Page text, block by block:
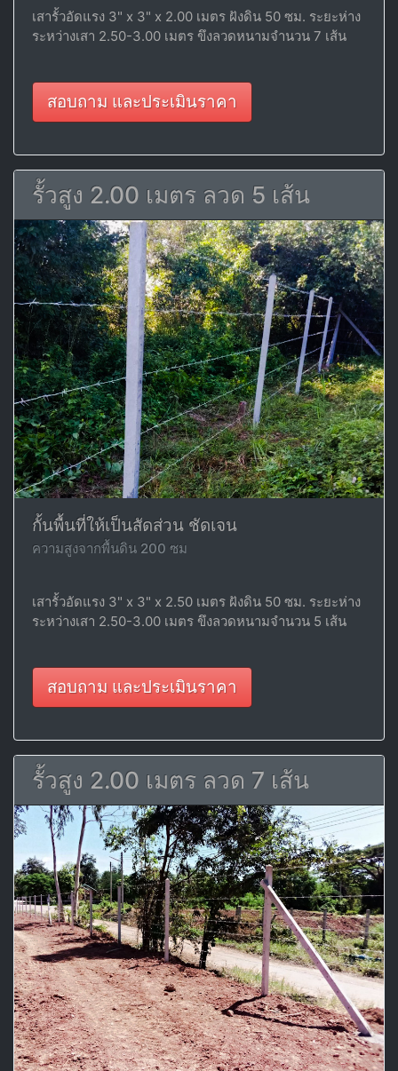
เสารั้วอัดแรง 3" x 3" x 2.00 เมตร ฝังดิน 50 ซม. ระยะห่าง
ระหว่างเสา 2.50-3.00 เมตร ขึงลวดหนามจำนวน 7 เส้น
สอบถาม และประเมินราคา
รั้วสูง 2.00 เมตร ลวด 5 เส้น
กั้นพื้นที่ให้เป็นสัดส่วน ชัดเจน
ความสูงจากพื้นดิน 200 ซม
เสารั้วอัดแรง 3" x 3" x 2.50 เมตร ฝังดิน 50 ซม. ระยะห่าง
ระหว่างเสา 2.50-3.00 เมตร ขึงลวดหนามจำนวน 5 เส้น
สอบถาม และประเมินราคา
รั้วสูง 2.00 เมตร ลวด 7 เส้น